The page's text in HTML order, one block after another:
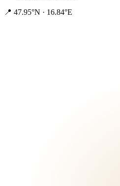
📍 47.95°N · 16.84°E